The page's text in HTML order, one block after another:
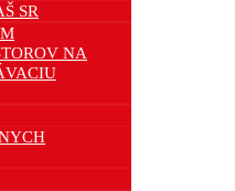
SR
NA